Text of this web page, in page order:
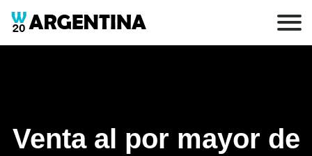
Venta al por mayor de